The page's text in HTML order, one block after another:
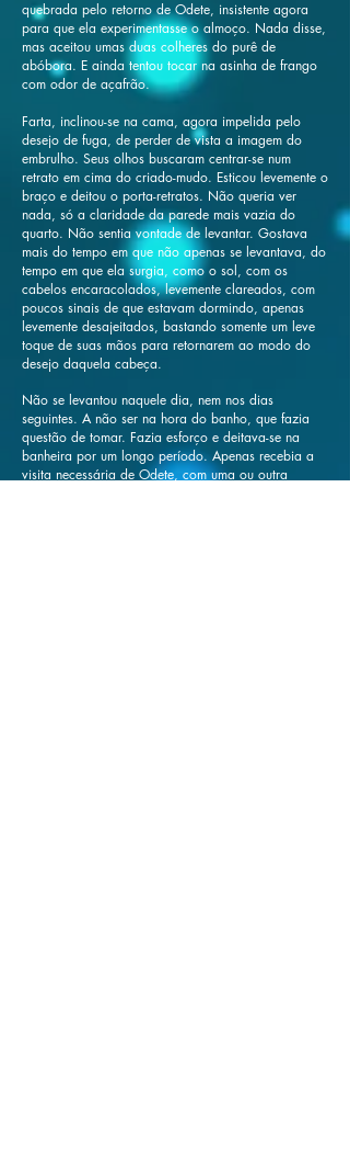
quebrada pelo retorno de Odete, insistente agora
para que ela experimentasse o almoço. Nada disse,
mas aceitou umas duas colheres do purê de
abóbora. E ainda tentou tocar na asinha de frango
com odor de açafrão.
Farta, inclinou-se na cama, agora impelida pelo
desejo de fuga, de perder de vista a imagem do
embrulho. Seus olhos buscaram centrar-se num
retrato em cima do criado-mudo. Esticou levemente o
braço e deitou o porta-retratos. Não queria ver
nada, só a claridade da parede mais vazia do
quarto. Não sentia vontade de levantar. Gostava
mais do tempo em que não apenas se levantava, do
tempo em que ela surgia, como o sol, com os
cabelos encaracolados, levemente clareados, com
poucos sinais de que estavam dormindo, apenas
levemente desajeitados, bastando somente um leve
toque de suas mãos para retornarem ao modo do
desejo daquela cabeça.
Não se levantou naquele dia, nem nos dias
seguintes. A não ser na hora do banho, que fazia
questão de tomar. Fazia esforço e deitava-se na
banheira por um longo período. Apenas recebia a
visita necessária de Odete, com uma ou outra